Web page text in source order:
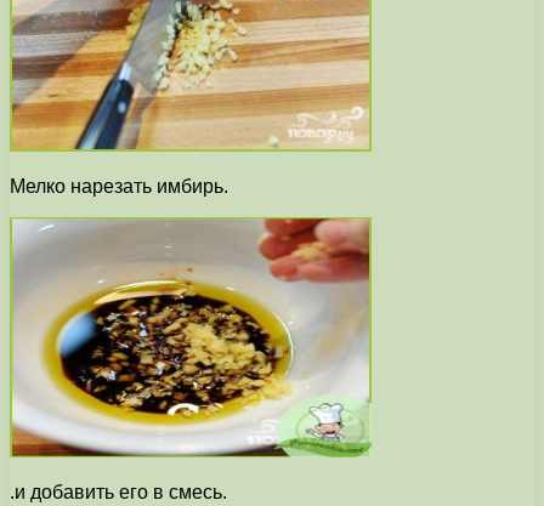
Мелко нарезать имбирь.
.и добавить его в смесь.